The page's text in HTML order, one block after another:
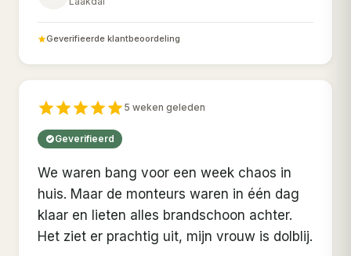
Geverifieerde klantbeoordeling
5 weken geleden
Geverifieerd
We waren bang voor een week chaos in
huis. Maar de monteurs waren in één dag
klaar en lieten alles brandschoon achter.
Het ziet er prachtig uit, mijn vrouw is dolblij.